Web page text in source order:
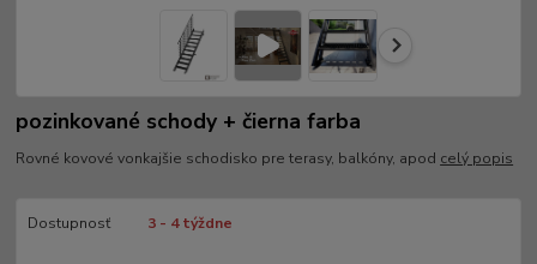
pozinkované schody + čierna farba
Rovné kovové vonkajšie schodisko pre terasy, balkóny, apod celý popis
Dostupnosť 3 - 4 týždne